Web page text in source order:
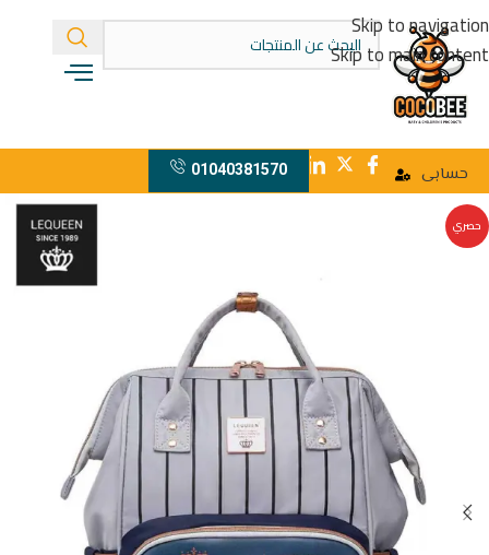
Skip to navigation
Skip to main content
حسابى 01040381570
حصري